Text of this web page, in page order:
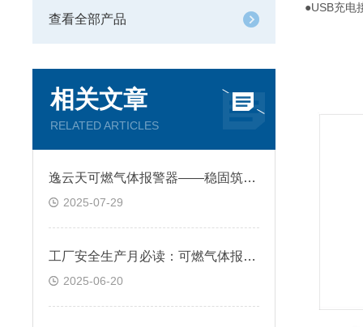
查看全部产品
相关文章
RELATED ARTICLES
逸云天可燃气体报警器——稳固筑牢工业安全的第一道防线
2025-07-29
工厂安全生产月必读：可燃气体报警器怎样筑牢三大安全防线？
2025-06-20
●USB充电